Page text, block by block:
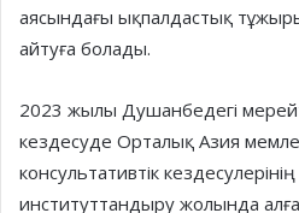
аясындағы ықпалдастық
айтуға болады.
2023 жылы Душанбедегі
кездесуде Ор­талық Азия
консультативтік
институттандыру жолын­да